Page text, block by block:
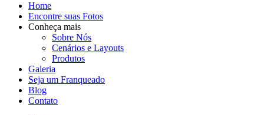
Home
Encontre suas Fotos
Conheça mais
Sobre Nós
Cenários e Layouts
Produtos
Galeria
Seja um Franqueado
Blog
Contato